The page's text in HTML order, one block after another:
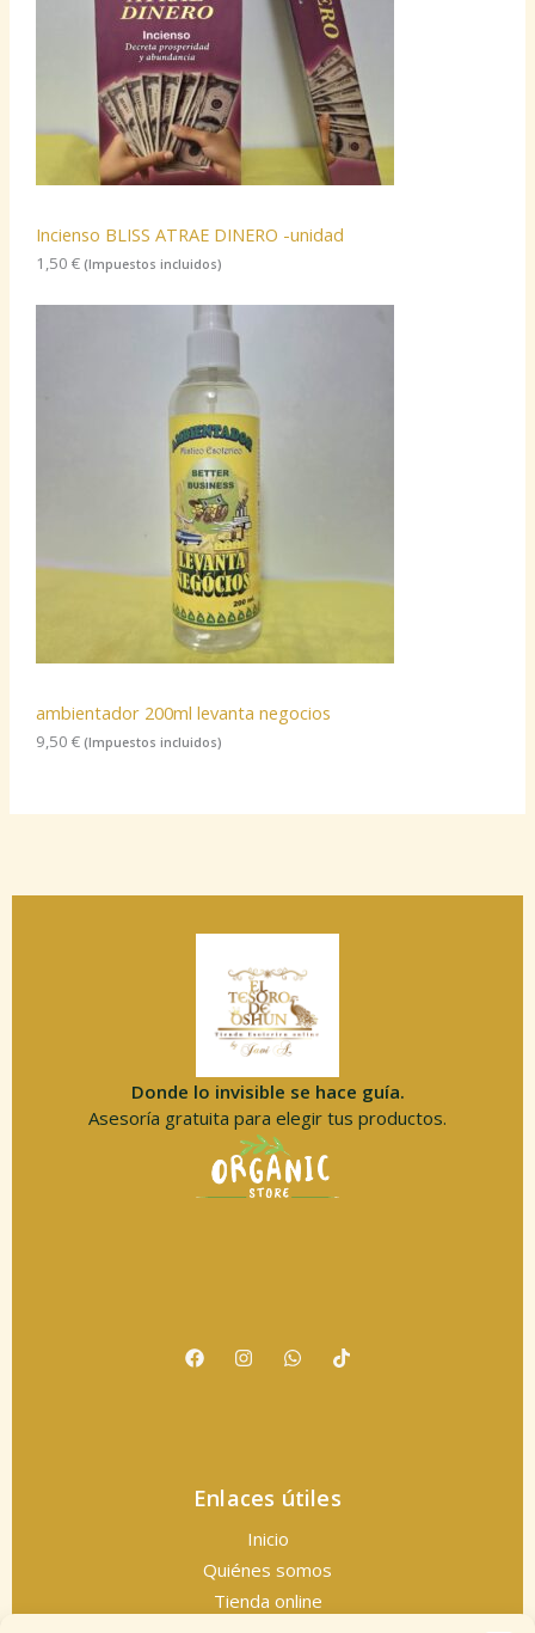
Incienso BLISS ATRAE DINERO -unidad
1,50€ (Impuestos incluidos)
ambientador 200ml levanta negocios
9,50€ (Impuestos incluidos)
Donde lo invisible se hace guía.
Asesoría gratuita para elegir tus productos.
Enlaces útiles
Inicio
Quiénes somos
Tienda online